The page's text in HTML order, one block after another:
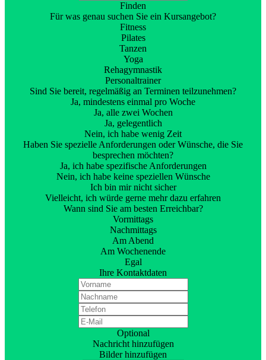
Finden
Für was genau suchen Sie ein Kursangebot?
Fitness
Pilates
Tanzen
Yoga
Rehagymnastik
Personaltrainer
Sind Sie bereit, regelmäßig an Terminen teilzunehmen?
Ja, mindestens einmal pro Woche
Ja, alle zwei Wochen
Ja, gelegentlich
Nein, ich habe wenig Zeit
Haben Sie spezielle Anforderungen oder Wünsche, die Sie
besprechen möchten?
Ja, ich habe spezifische Anforderungen
Nein, ich habe keine speziellen Wünsche
Ich bin mir nicht sicher
Vielleicht, ich würde gerne mehr dazu erfahren
Wann sind Sie am besten Erreichbar?
Vormittags
Nachmittags
Am Abend
Am Wochenende
Egal
Ihre Kontaktdaten
Optional
Nachricht hinzufügen
Bilder hinzufügen